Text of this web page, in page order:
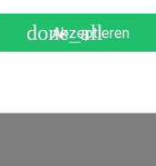
Lesen!
done_all
Akzeptieren